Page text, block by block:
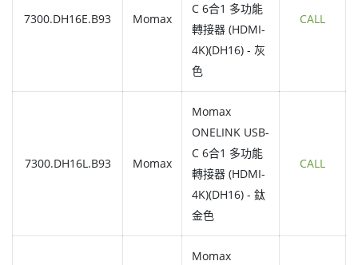
7300.DH16E.B93 Momax
C 6合1 多功能
轉接器 (HDMI-
4K)(DH16) - 灰
色
CALL
7300.DH16L.B93 Momax
Momax
ONELINK USB-
C 6合1 多功能
轉接器 (HDMI-
4K)(DH16) - 鈦
金色
CALL
Momax